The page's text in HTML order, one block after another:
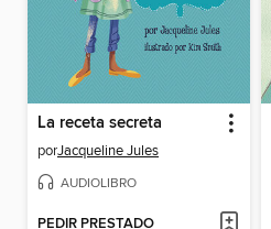
La receta secreta
porJacqueline Jules
AUDIOLIBRO
PEDIR PRESTADO